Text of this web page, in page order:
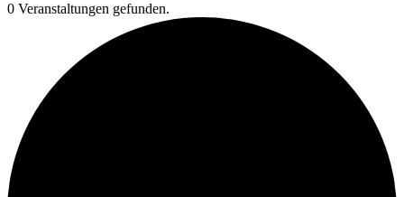
0 Veranstaltungen gefunden.